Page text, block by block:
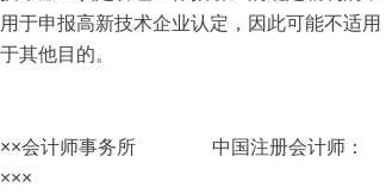
用于申报高新技术企业认定，因此可能不适用
于其他目的。
××会计师事务所 中国注册会计师：
×××